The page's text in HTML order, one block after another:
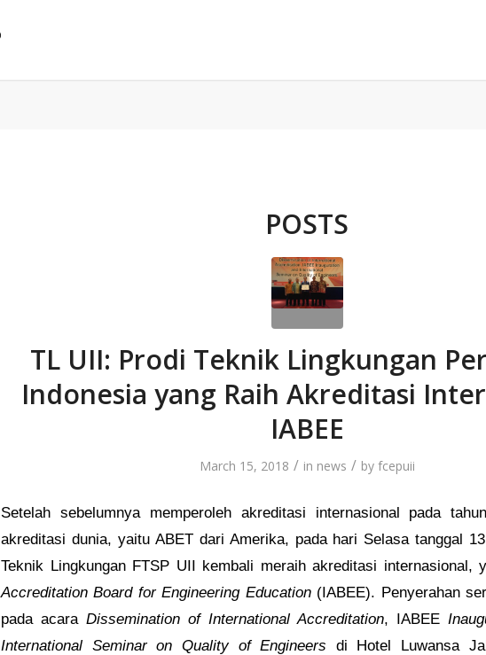
POSTS
TL UII: Prodi Teknik Lingkungan
Indonesia yang Raih Akreditasi
IABEE
March 15, 2018 / in news / by fcepuii
Setelah sebelumnya memperoleh akreditasi internasional pada
akreditasi dunia, yaitu ABET dari Amerika, pada hari Selasa tanggal
Teknik Lingkungan FTSP UII kembali meraih akreditasi internasional,
Accreditation Board for Engineering Education(IABEE). Penyerahan
pada acara Dissemination of International Accreditation, IABEE
International Seminar on Quality of Engineers di Hotel Luwansa